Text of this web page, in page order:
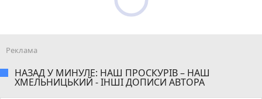
НАЗАД У МИНУЛЕ: НАШ ПРОСКУРІВ – НАШ
ХМЕЛЬНИЦЬКИЙ - ІНШІ ДОПИСИ АВТОРА